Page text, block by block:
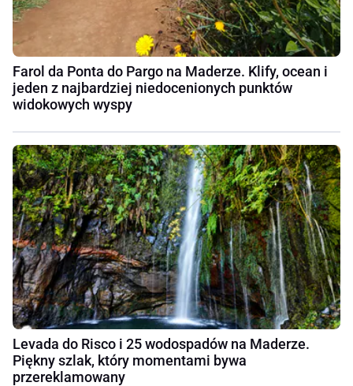
Farol da Ponta do Pargo na Maderze. Klify, ocean i
jeden z najbardziej niedocenionych punktów
widokowych wyspy
Levada do Risco i 25 wodospadów na Maderze.
Piękny szlak, który momentami bywa
przereklamowany